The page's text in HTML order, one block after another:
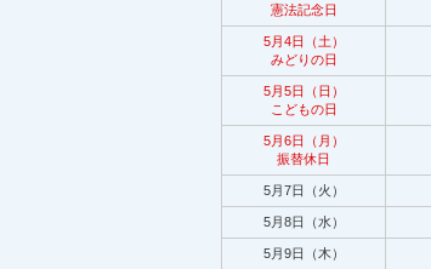
憲法記念日
5月4日（土）
みどりの日
5月5日（日）
こどもの日
5月6日（月）
振替休日
5月7日（火）
5月8日（水）
5月9日（木）